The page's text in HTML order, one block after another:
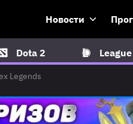
Новости
Dota 2
Legends